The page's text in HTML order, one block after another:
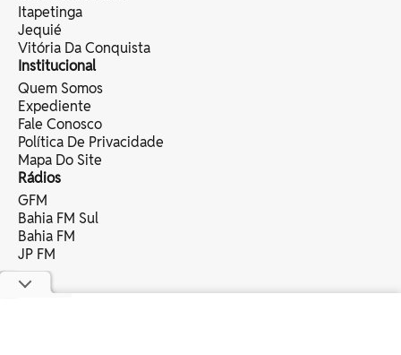
Itapetinga
Jequié
Vitória Da Conquista
Institucional
Quem Somos
Expediente
Fale Conosco
Política De Privacidade
Mapa Do Site
Rádios
GFM
Bahia FM Sul
Bahia FM
JP FM